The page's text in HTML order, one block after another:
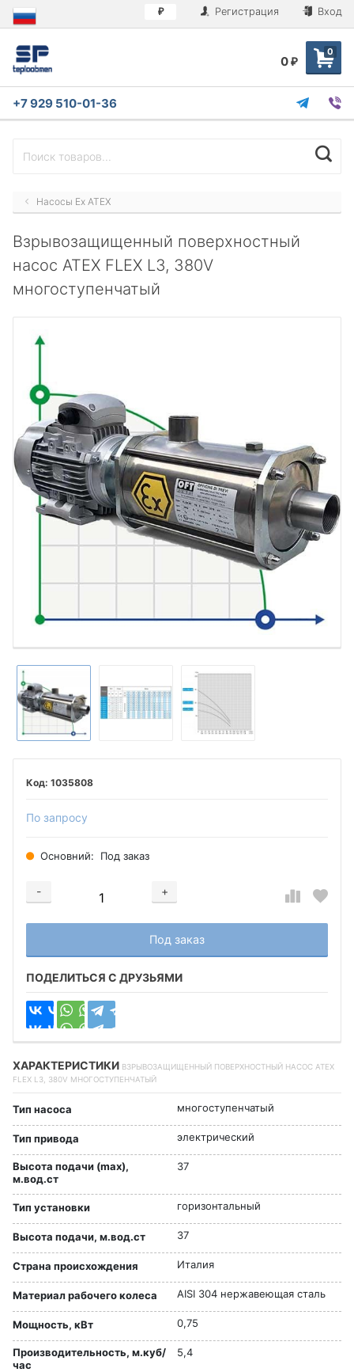
₽ Регистрация Вход
0
0 ₽
+7 929 510-01-36
Насосы Ex ATEX
Взрывозащищенный поверхностный
насос ATEX FLEX L3, 380V
многоступенчатый
1035808
По запросу
Основний: Под заказ
-
+
Добавляется...
Под заказ
Добавлен
ПОДЕЛИТЬСЯ С ДРУЗЬЯМИ
ХАРАКТЕРИСТИКИ ВЗРЫВОЗАЩИЩЕННЫЙ ПОВЕРХНОСТНЫЙ НАСОС ATEX
FLEX L3, 380V МНОГОСТУПЕНЧАТЫЙ
Тип насоса многоступенчатый
Тип привода электрический
Высота подачи (max),
м.вод.ст
37
Тип установки горизонтальный
Высота подачи, м.вод.ст 37
Страна происхождения Италия
Материал рабочего колеса AISI 304 нержавеющая сталь
Мощность, кВт 0,75
Производительность, м.куб/
час
5,4